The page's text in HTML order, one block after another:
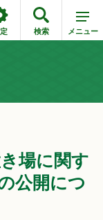
検索 メニュー
場に関す
公開につ